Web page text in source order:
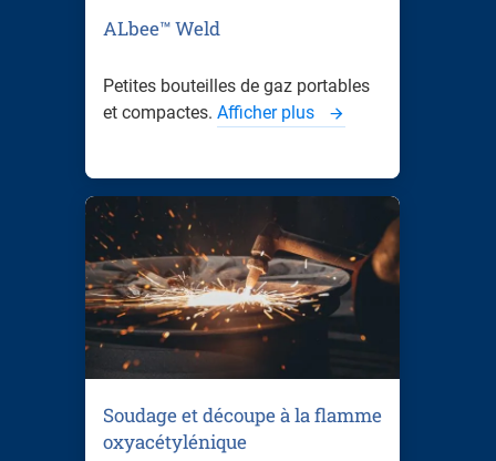
ALbee™ Weld
Petites bouteilles de gaz portables
et compactes. Afficher plus
Soudage et découpe à la flamme
oxyacétylénique